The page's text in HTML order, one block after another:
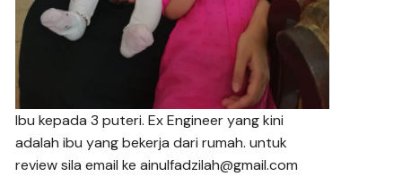
Ibu kepada 3 puteri. Ex Engineer yang kini
adalah ibu yang bekerja dari rumah. untuk
review sila email ke ainulfadzilah@gmail.com